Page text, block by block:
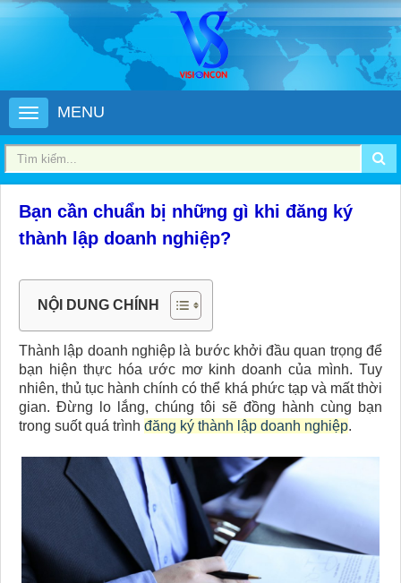
MENU
Bạn cần chuẩn bị những gì khi đăng ký
thành lập doanh nghiệp?
NỘI DUNG CHÍNH
Thành lập doanh nghiệp là bước khởi đầu quan trọng để
bạn hiện thực hóa ước mơ kinh doanh của mình. Tuy
nhiên, thủ tục hành chính có thể khá phức tạp và mất thời
gian. Đừng lo lắng, chúng tôi sẽ đồng hành cùng bạn
trong suốt quá trình đăng ký thành lập doanh nghiệp.